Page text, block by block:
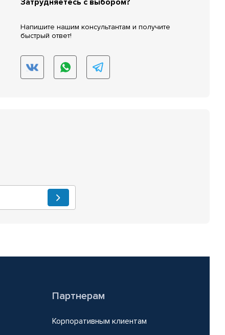
Напишите нашим консультантам и получите
быстрый ответ!
Партнерам
Корпоративным клиентам